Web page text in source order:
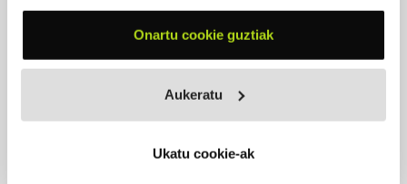
Onartu cookie guztiak
Aukeratu
Ukatu cookie-ak
(ASKOREN ARTEAN)